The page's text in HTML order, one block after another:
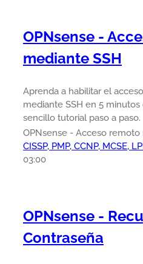
OPNsense -
mediante SSH
Aprenda a habilitar el
mediante SSH en 5
sencillo tutorial paso a paso.
OPNsense - Acceso remoto
CISSP, PMP, CCNP, MCSE,
03:00
OPNsense -
Contraseña